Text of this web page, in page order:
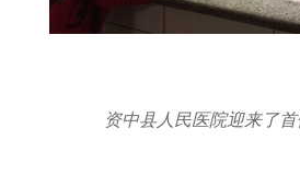
资中县人民医院迎来了